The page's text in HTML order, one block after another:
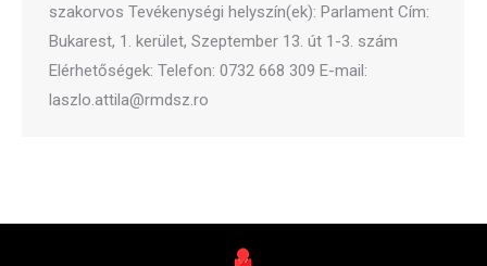
szakorvos Tevékenységi helyszín(ek): Parlament Cím:
Bukarest, 1. kerület, Szeptember 13. út 1-3. szám
Elérhetőségek: Telefon: 0732 668 309 E-mail:
laszlo.attila@rmdsz.ro